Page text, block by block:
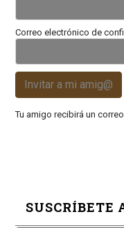
Correo electrónico de
Invitar a mi amig@
Tu amigo recibirá un
SUSCRÍBETE